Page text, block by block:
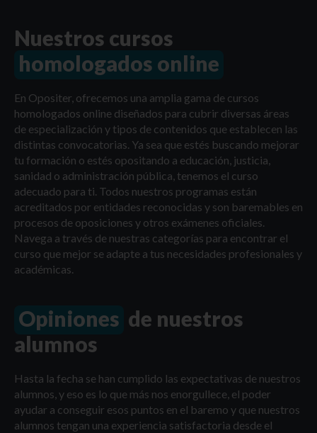
Nuestros cursos
homologados online
En Opositer, ofrecemos una amplia gama de cursos
homologados online diseñados para cubrir diversas áreas
de especialización y tipos de contenidos que establecen las
distintas convocatorias. Ya sea que estés buscando mejorar
tu formación o estés opositando a educación, justicia,
sanidad o administración pública, tenemos el curso
adecuado para ti. Todos nuestros programas están
acreditados por entidades reconocidas y son baremables en
procesos de oposiciones y otros exámenes oficiales.
Navega a través de nuestras categorías para encontrar el
curso que mejor se adapte a tus necesidades profesionales y
académicas.
Opiniones de nuestros
alumnos
Hasta la fecha se han cumplido las expectativas de nuestros
alumnos, y eso es lo que más nos enorgullece, el poder
ayudar a conseguir esos puntos en el baremo y que nuestros
alumnos tengan una experiencia satisfactoria desde el